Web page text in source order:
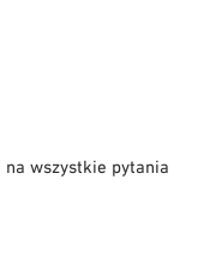
wszystkie pytania